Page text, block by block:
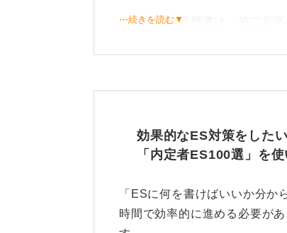
また、職務経歴書は、第二新
の業務への取り組み姿勢や周
これまでの経験をどう
一方で、「書くことがない」
必要以上に考え込む必要はあり
⋯続きを読む▼
効果的なES対策をした
「内定者ES100選」を使
「ESに何を書けばいいか分
時間で効率的に進める必要が